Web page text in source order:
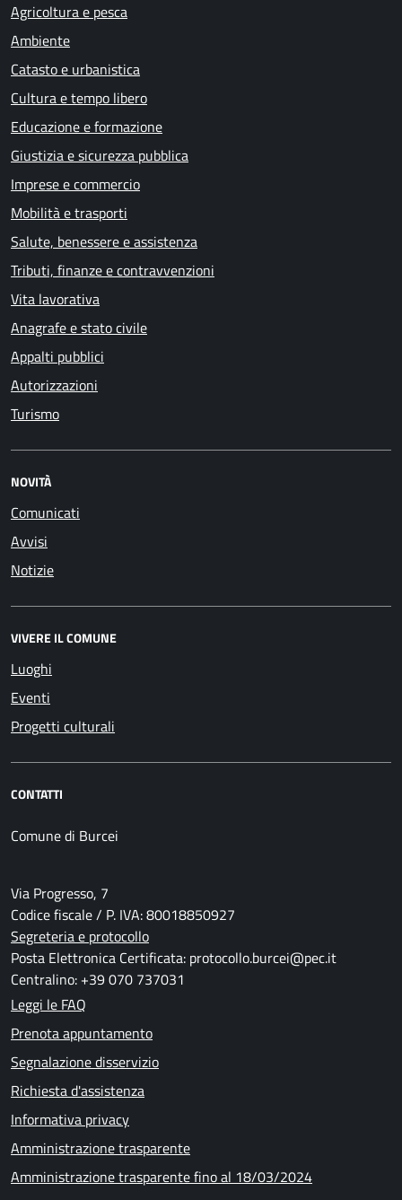
Agricoltura e pesca
Ambiente
Catasto e urbanistica
Cultura e tempo libero
Educazione e formazione
Giustizia e sicurezza pubblica
Imprese e commercio
Mobilità e trasporti
Salute, benessere e assistenza
Tributi, finanze e contravvenzioni
Vita lavorativa
Anagrafe e stato civile
Appalti pubblici
Autorizzazioni
Turismo
NOVITÀ
Comunicati
Avvisi
Notizie
VIVERE IL COMUNE
Luoghi
Eventi
Progetti culturali
CONTATTI
Comune di Burcei
Via Progresso, 7
Codice fiscale / P. IVA: 80018850927
Segreteria e protocollo
Posta Elettronica Certificata: protocollo.burcei@pec.it
Centralino: +39 070 737031
Leggi le FAQ
Prenota appuntamento
Segnalazione disservizio
Richiesta d'assistenza
Informativa privacy
Amministrazione trasparente
Amministrazione trasparente fino al 18/03/2024